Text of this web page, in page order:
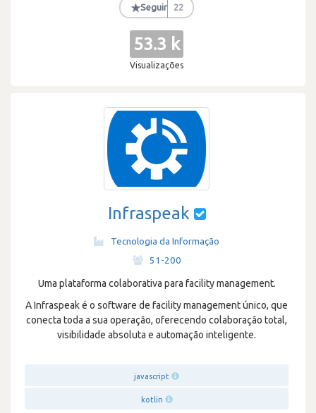
★Seguir 22
53.3 k
Visualizações
Infraspeak
Tecnologia da Informação
51-200
Uma plataforma colaborativa para facility management.
A Infraspeak é o software de facility management único, que
conecta toda a sua operação, oferecendo colaboração total,
visibilidade absoluta e automação inteligente.
javascript
kotlin